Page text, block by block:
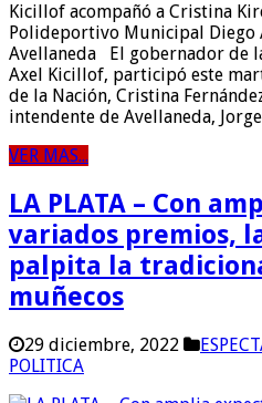
Kicillof acompañó a Cristina
Polideportivo Municipal Diego
Avellaneda El gobernador de
Axel Kicillof, participó este
de la Nación, Cristina
intendente de Avellaneda,
VER MAS...
LA PLATA – Con
variados premios,
palpita la
muñecos
29 diciembre, 2022
POLITICA